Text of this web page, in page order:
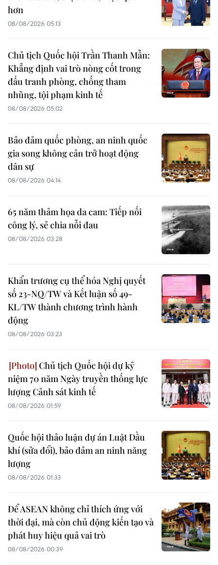
hơn
08/08/2026 05:13
Chủ tịch Quốc hội Trần Thanh Mẫn:
Khẳng định vai trò nòng cốt trong
đấu tranh phòng, chống tham
nhũng, tội phạm kinh tế
08/08/2026 05:02
Bảo đảm quốc phòng, an ninh quốc
gia song không cản trở hoạt động
dân sự
08/08/2026 04:14
65 năm thảm họa da cam: Tiếp nối
công lý, sẻ chia nỗi đau
08/08/2026 03:28
Khẩn trương cụ thể hóa Nghị quyết
số 23-NQ/TW và Kết luận số 49-
KL/TW thành chương trình hành
động
08/08/2026 03:23
Chủ tịch Quốc hội dự kỷ
niệm 70 năm Ngày truyền thống lực
lượng Cảnh sát kinh tế
08/08/2026 01:59
Quốc hội thảo luận dự án Luật Dầu
khí (sửa đổi), bảo đảm an ninh năng
lượng
08/08/2026 01:33
Để ASEAN không chỉ thích ứng với
thời đại, mà còn chủ động kiến tạo và
phát huy hiệu quả vai trò
08/08/2026 00:39